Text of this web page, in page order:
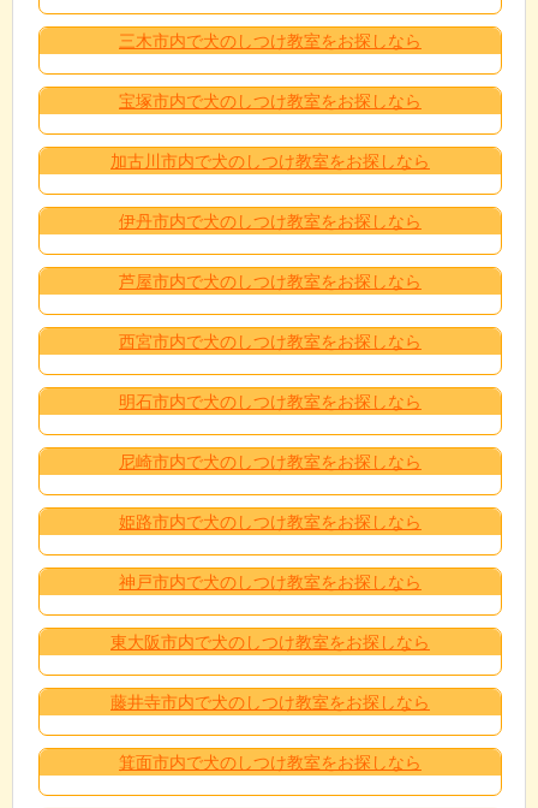
三木市内で犬のしつけ教室をお探しなら
宝塚市内で犬のしつけ教室をお探しなら
加古川市内で犬のしつけ教室をお探しなら
伊丹市内で犬のしつけ教室をお探しなら
芦屋市内で犬のしつけ教室をお探しなら
西宮市内で犬のしつけ教室をお探しなら
明石市内で犬のしつけ教室をお探しなら
尼崎市内で犬のしつけ教室をお探しなら
姫路市内で犬のしつけ教室をお探しなら
神戸市内で犬のしつけ教室をお探しなら
東大阪市内で犬のしつけ教室をお探しなら
藤井寺市内で犬のしつけ教室をお探しなら
箕面市内で犬のしつけ教室をお探しなら